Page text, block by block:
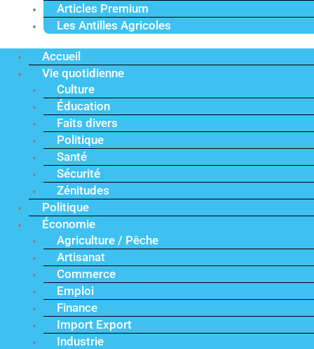
Articles Premium
Les Antilles Agricoles
Accueil
Vie quotidienne
Culture
Éducation
Faits divers
Politique
Santé
Sécurité
Zénitudes
Politique
Économie
Agriculture / Pêche
Artisanat
Commerce
Emploi
Finance
Import Export
Industrie